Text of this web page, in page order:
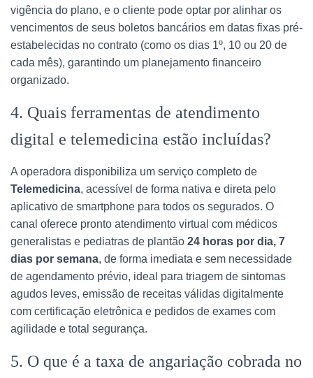
vigência do plano, e o cliente pode optar por alinhar os
vencimentos de seus boletos bancários em datas fixas pré-
estabelecidas no contrato (como os dias 1º, 10 ou 20 de
cada mês), garantindo um planejamento financeiro
organizado.
4. Quais ferramentas de atendimento
digital e telemedicina estão incluídas?
A operadora disponibiliza um serviço completo de
Telemedicina, acessível de forma nativa e direta pelo
aplicativo de smartphone para todos os segurados. O
canal oferece pronto atendimento virtual com médicos
generalistas e pediatras de plantão 24 horas por dia, 7
dias por semana, de forma imediata e sem necessidade
de agendamento prévio, ideal para triagem de sintomas
agudos leves, emissão de receitas válidas digitalmente
com certificação eletrônica e pedidos de exames com
agilidade e total segurança.
5. O que é a taxa de angariação cobrada no